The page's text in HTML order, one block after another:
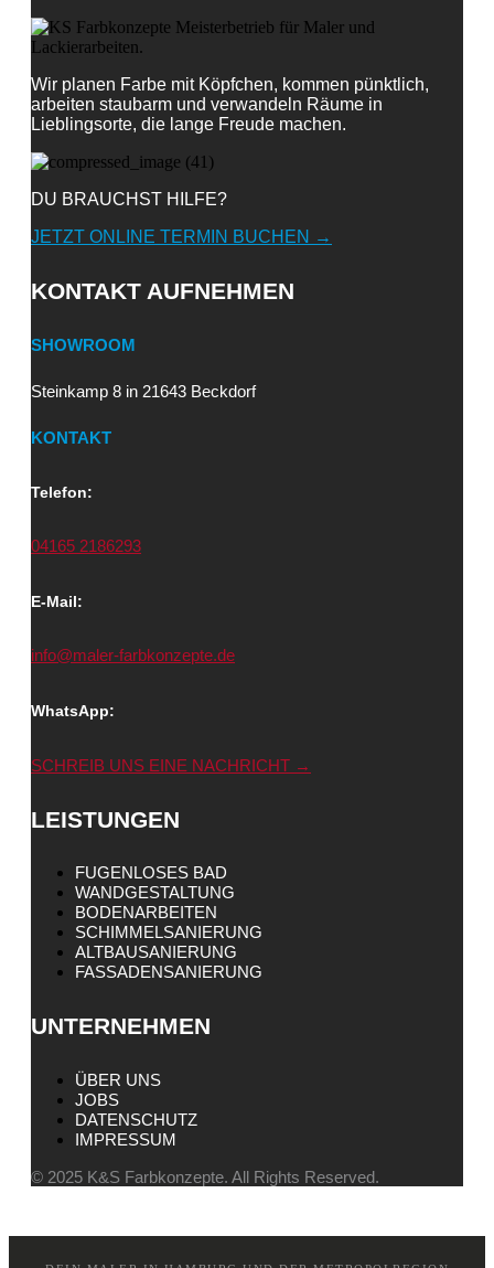
Wir planen Farbe mit Köpfchen, kommen pünktlich,
arbeiten staubarm und verwandeln Räume in
Lieblingsorte, die lange Freude machen.
DU BRAUCHST HILFE?
JETZT ONLINE TERMIN BUCHEN →
KONTAKT AUFNEHMEN
SHOWROOM
Steinkamp 8 in 21643 Beckdorf
KONTAKT
Telefon:
04165 2186293
E-Mail:
info@maler-farbkonzepte.de
WhatsApp:
SCHREIB UNS EINE NACHRICHT →
LEISTUNGEN
FUGENLOSES BAD
WANDGESTALTUNG
BODENARBEITEN
SCHIMMELSANIERUNG
ALTBAUSANIERUNG
FASSADENSANIERUNG
UNTERNEHMEN
ÜBER UNS
JOBS
DATENSCHUTZ
IMPRESSUM
© 2025 K&S Farbkonzepte. All Rights Reserved.